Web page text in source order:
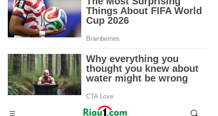
Advertisement